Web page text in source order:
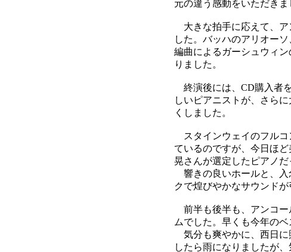
元の違う感動をいただきま
大きな拍手に応えて、ア
した。バッハのアリオー
編曲によるガーシュウィ
りました。
終演後には、CD購入者
しいピアニストが、さら
くしました。
スタインウェイのフルコ
ているのですが、今日ほ
晃さんが選定したピアノ
響きの良いホールと、入
クで煌びやかなサウンドが
前半も後半も、アンコー
ムでした。早くも今年の
気分も爽やかに、西日に
したら雨になりましたが、